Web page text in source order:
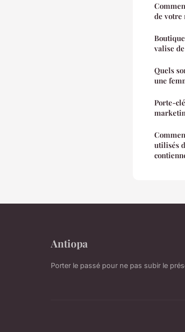
de votre
valise
Quels
une
Porte-
utilisés
Antiopa
Porter le passé pour ne pas subir le